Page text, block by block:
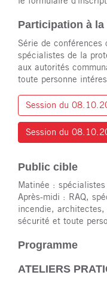
Participation à la
Série de conférences
spécialistes de la
aux autorités
toute personne
Session du
Session du
Public cible
Matinée :
Après-midi : RAQ,
incendie,
sécurité et toute
Programme
ATELIERS